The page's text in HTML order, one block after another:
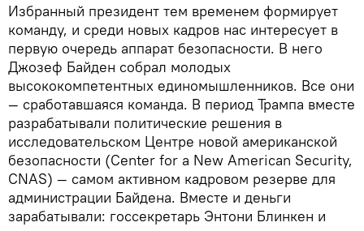
Избранный президент тем временем формирует
команду, и среди новых кадров нас интересует в
первую очередь аппарат безопасности. В него
Джозеф Байден собрал молодых
высококомпетентных единомышленников. Все они
— сработавшаяся команда. В период Трампа вместе
разрабатывали политические решения в
исследовательском Центре новой американской
безопасности (Center for a New American Security,
CNAS) — самом активном кадровом резерве для
администрации Байдена. Вместе и деньги
зарабатывали: госсекретарь Энтони Блинкен и